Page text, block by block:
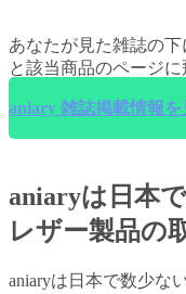
あなたが見た雑誌の
と該当商品のページに
aniary 雑誌掲載情報を
aniaryは日本
レザー製品の
aniaryは日本で数少な